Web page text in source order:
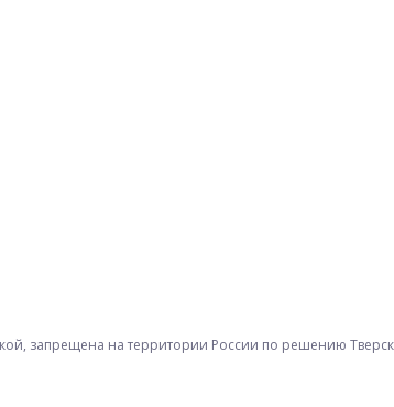
запрещена на территории России по решению